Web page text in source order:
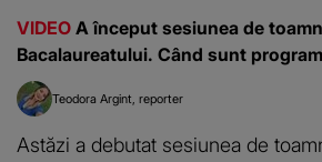
VIDEO A început sesiunea de
Bacalaureatului. Când sunt
Teodora Argint reporter
Astăzi a debutat sesiunea de